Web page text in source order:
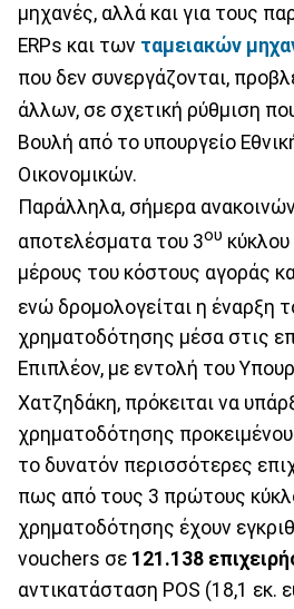
μηχανές, αλλά και για τους
ERPs και των ταμειακών
που δεν συνεργάζονται,
άλλων, σε σχετική ρύθμιση
Βουλή από το υπουργείο
Οικονομικών.
Παράλληλα, σήμερα
αποτελέσματα του 3ου
μέρους του κόστους αγοράς
ενώ δρομολογείται η έναρξη
χρηματοδότησης μέσα στις
Επιπλέον, με εντολή του
Χατζηδάκη, πρόκειται να
χρηματοδότησης
το δυνατόν περισσότερες
πως από τους 3 πρώτους
χρηματοδότησης έχουν
vouchers σε 121.138
αντικατάσταση POS (18,1 εκ.